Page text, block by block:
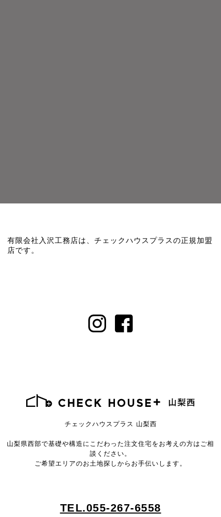
有限会社入沢工務店は、チェックハウスプラスの正規加盟
店です。
チェックハウスプラス 山梨西
山梨県西部で基礎や構造にこだわった注文住宅を お考えの方はご相
談ください。
ご希望エリアのお土地探しからお手伝いします。
TEL.055-267-6558